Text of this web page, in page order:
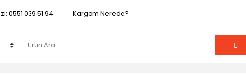
0551 039 51 94 Kargom Nerede?